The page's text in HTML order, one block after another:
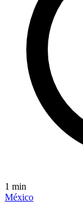
1 min
México